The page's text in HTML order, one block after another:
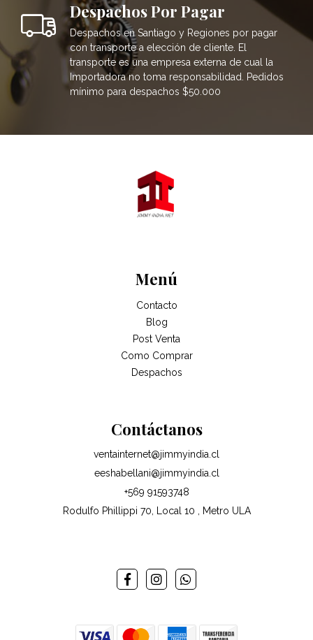
Despachos Por Pagar
Despachos en Santiago y Regiones por pagar
con transporte a elección de cliente. El
transporte es una empresa externa de cual la
Importadora no toma responsabilidad. Pedidos
mínimo para despachos $50.000
Menú
Contacto
Blog
Post Venta
Como Comprar
Despachos
Contáctanos
ventainternet@jimmyindia.cl
eeshabellani@jimmyindia.cl
+569 91593748
Rodulfo Phillippi 70, Local 10 , Metro ULA